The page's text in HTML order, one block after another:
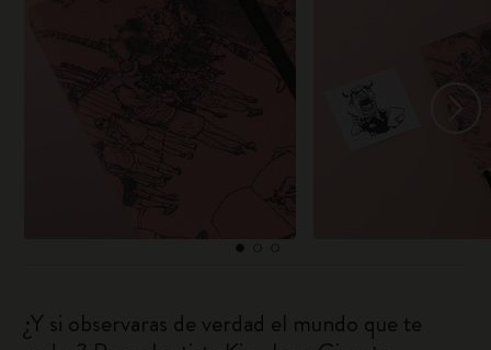
¿Y si observaras de verdad el mundo que te